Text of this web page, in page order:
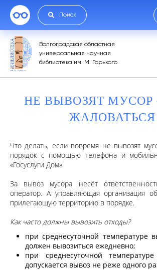
Поиск
Волгоградская областная
универсальная научная
библиотека им. М. Горького
НЕ ВЫВОЗЯТ МУСОР
ЖАЛОВАТЬСЯ
Что делать, если вовремя не вывозят
порядок с помощью телефона и
«Госуслуги Дом».
За вывоз мусора несёт
оператор. А управляющая организация
прилегающую территорию в порядке.
Как часто должны вывозить отходы?
при среднесуточной температуре
должен вывозиться ежедневно;
при среднесуточной
допускается вывоз не реже одного